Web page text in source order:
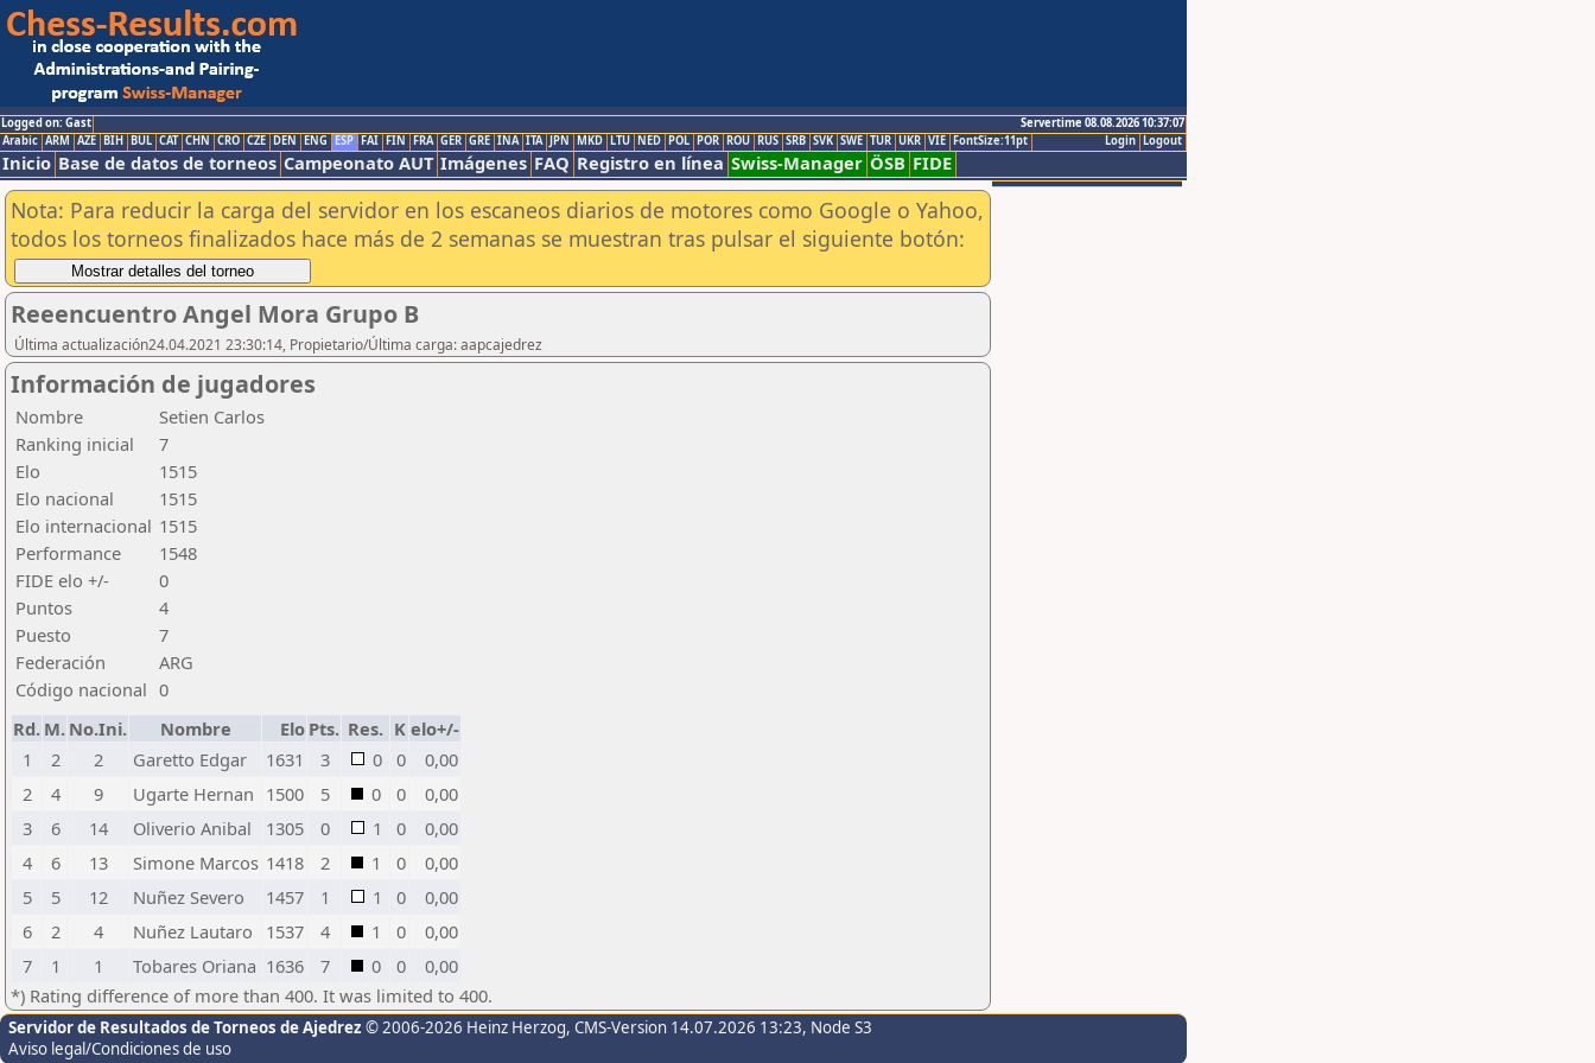
Logged on: Gast
Servertime 08.08.2026 10:37:07
Logout
Login
Arabic ARM AZE BIH BUL CAT CHN CRO CZE DEN ENG ESP FAI FIN FRA GER GRE INA ITA JPN MKD LTU NED POL POR ROU RUS SRB SVK SWE TUR UKR VIE FontSize:11pt
Inicio Base de datos de torneos Campeonato AUT Imágenes FAQ Registro en línea Swiss-Manager ÖSB FIDE
Nota: Para reducir la carga del servidor en los escaneos diarios de motores como Google o Yahoo,
todos los torneos finalizados hace más de 2 semanas se muestran tras pulsar el siguiente botón:
Reeencuentro Angel Mora Grupo B
Última actualización24.04.2021 23:30:14, Propietario/Última carga: aapcajedrez
Información de jugadores
Nombre
Setien Carlos
Ranking inicial
7
Elo
1515
Elo nacional
1515
Elo internacional 1515
Performance
1548
FIDE elo +/-
0
Puntos
4
Puesto
7
Federación
ARG
Código nacional 0
Rd. M. No.Ini. Nombre Elo Pts. Res. K elo+/-
1
2 2 Garetto Edgar 1631 3 0 0
0,00
2
4 9 Ugarte Hernan 1500 5 0 0
0,00
3
6 14 Oliverio Anibal 1305 0 1 0
0,00
4
6 13 Simone Marcos 1418 2 1 0
0,00
5
5 12 Nuñez Severo 1457 1 1 0
0,00
6
2 4 Nuñez Lautaro 1537 4 1 0
0,00
7
1 1 Tobares Oriana 1636 7 0 0
0,00
*) Rating difference of more than 400. It was limited to 400.
Servidor de Resultados de Torneos de Ajedrez © 2006-2026 Heinz Herzog, CMS-Version 14.07.2026 13:23, Node S3
Aviso legal/Condiciones de uso